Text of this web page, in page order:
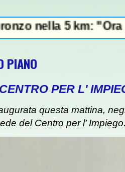
5 km: "Ora ci
PIANO
PER L'
questa mattina,
del Centro per l’